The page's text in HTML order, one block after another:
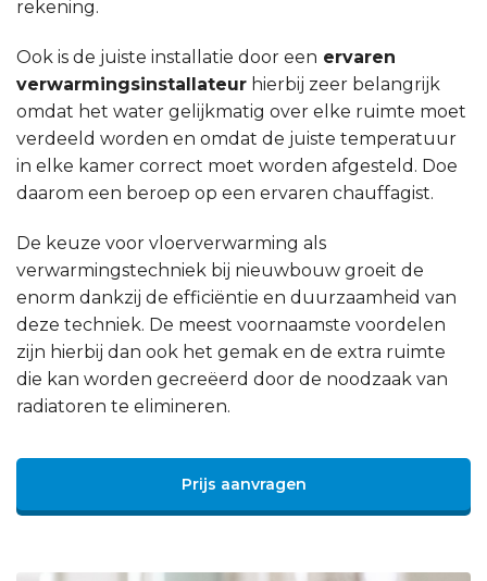
rekening.
Ook is de juiste installatie door een ervaren
verwarmingsinstallateur hierbij zeer belangrijk
omdat het water gelijkmatig over elke ruimte moet
verdeeld worden en omdat de juiste temperatuur
in elke kamer correct moet worden afgesteld. Doe
daarom een beroep op een ervaren chauffagist.
De keuze voor vloerverwarming als
verwarmingstechniek bij nieuwbouw groeit de
enorm dankzij de efficiëntie en duurzaamheid van
deze techniek. De meest voornaamste voordelen
zijn hierbij dan ook het gemak en de extra ruimte
die kan worden gecreëerd door de noodzaak van
radiatoren te elimineren.
Prijs aanvragen